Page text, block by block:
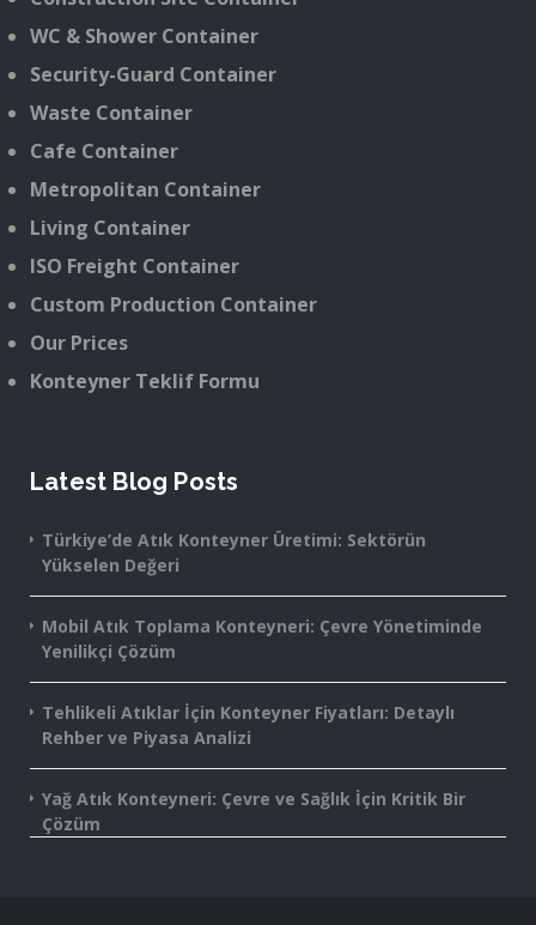
WC & Shower Container
Security-Guard Container
Waste Container
Cafe Container
Metropolitan Container
Living Container
ISO Freight Container
Custom Production Container
Our Prices
Konteyner Teklif Formu
Latest Blog Posts
Türkiye’de Atık Konteyner Üretimi: Sektörün
Yükselen Değeri
Mobil Atık Toplama Konteyneri: Çevre Yönetiminde
Yenilikçi Çözüm
Tehlikeli Atıklar İçin Konteyner Fiyatları: Detaylı
Rehber ve Piyasa Analizi
Yağ Atık Konteyneri: Çevre ve Sağlık İçin Kritik Bir
Çözüm